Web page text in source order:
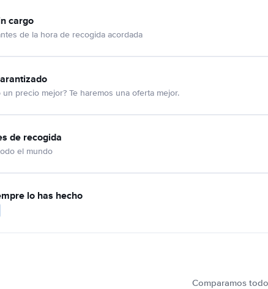
cargo
de la hora de recogida acordada
precio mejor? Te haremos una oferta mejor.
de recogida
el mundo
lo has hecho
Comparamos